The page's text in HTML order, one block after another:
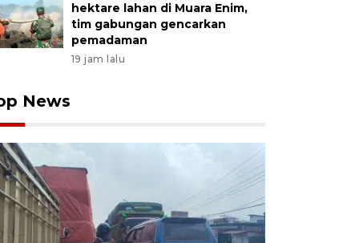
hektare lahan di Muara Enim,
tim gabungan gencarkan
pemadaman
19 jam lalu
News